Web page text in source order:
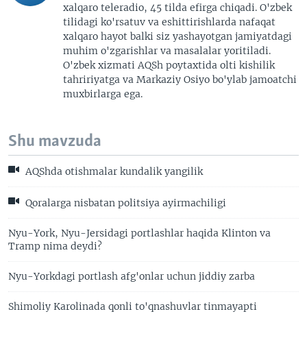
xalqaro teleradio, 45 tilda efirga chiqadi. O'zbek
tilidagi ko'rsatuv va eshittirishlarda nafaqat
xalqaro hayot balki siz yashayotgan jamiyatdagi
muhim o'zgarishlar va masalalar yoritiladi.
O'zbek xizmati AQSh poytaxtida olti kishilik
tahririyatga va Markaziy Osiyo bo'ylab jamoatchi
muxbirlarga ega.
Shu mavzuda
AQShda otishmalar kundalik yangilik
Qoralarga nisbatan politsiya ayirmachiligi
Nyu-York, Nyu-Jersidagi portlashlar haqida Klinton va
Tramp nima deydi?
Nyu-Yorkdagi portlash afg'onlar uchun jiddiy zarba
Shimoliy Karolinada qonli to'qnashuvlar tinmayapti